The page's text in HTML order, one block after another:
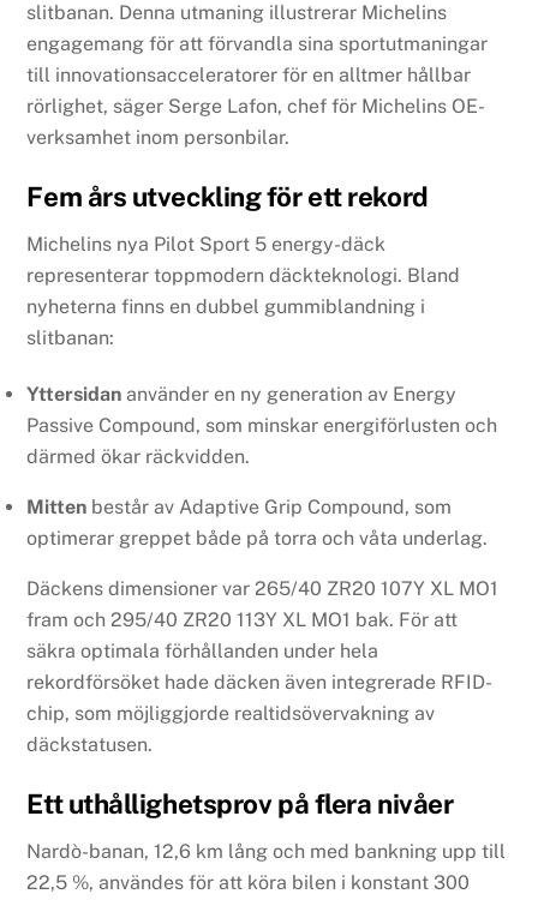
slitbanan. Denna utmaning illustrerar Michelins
engagemang för att förvandla sina sportutmaningar
till innovationsacceleratorer för en alltmer hållbar
rörlighet, säger Serge Lafon, chef för Michelins OE-
verksamhet inom personbilar.
Fem års utveckling för ett rekord
Michelins nya Pilot Sport 5 energy-däck
representerar toppmodern däckteknologi. Bland
nyheterna finns en dubbel gummiblandning i
slitbanan:
Yttersidan använder en ny generation av Energy
Passive Compound, som minskar energiförlusten och
därmed ökar räckvidden.
Mitten består av Adaptive Grip Compound, som
optimerar greppet både på torra och våta underlag.
Däckens dimensioner var 265/40 ZR20 107Y XL MO1
fram och 295/40 ZR20 113Y XL MO1 bak. För att
säkra optimala förhållanden under hela
rekordförsöket hade däcken även integrerade RFID-
chip, som möjliggjorde realtidsövervakning av
däckstatusen.
Ett uthållighetsprov på flera nivåer
Nardò-banan, 12,6 km lång och med bankning upp till
22,5 %, användes för att köra bilen i konstant 300